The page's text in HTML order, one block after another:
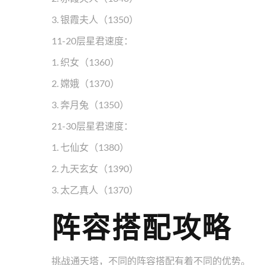
3. 银霞夫人（1350）
11-20层星君速度：
1. 织女（1360）
2. 嫦娥（1370）
3. 奔月兔（1350）
21-30层星君速度：
1. 七仙女（1380）
2. 九天玄女（1390）
3. 太乙真人（1370）
阵容搭配攻略
挑战通天塔，不同的阵容搭配有着不同的优势。